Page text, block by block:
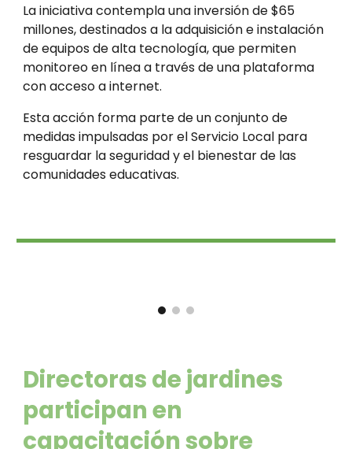
La iniciativa contempla una inversión de $65
millones, destinados a la adquisición e instalación
de equipos de alta tecnología, que permiten
monitoreo en línea a través de una plataforma
con acceso a internet.
Esta acción forma parte de un conjunto de
medidas impulsadas por el Servicio Local para
resguardar la seguridad y el bienestar de las
comunidades educativas.
Directoras de jardines
participan en
capacitación sobre